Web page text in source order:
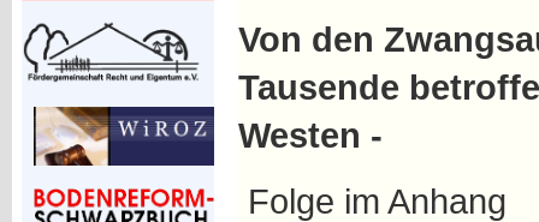
Von den
Tausende
Westen -
Folge im Anhang